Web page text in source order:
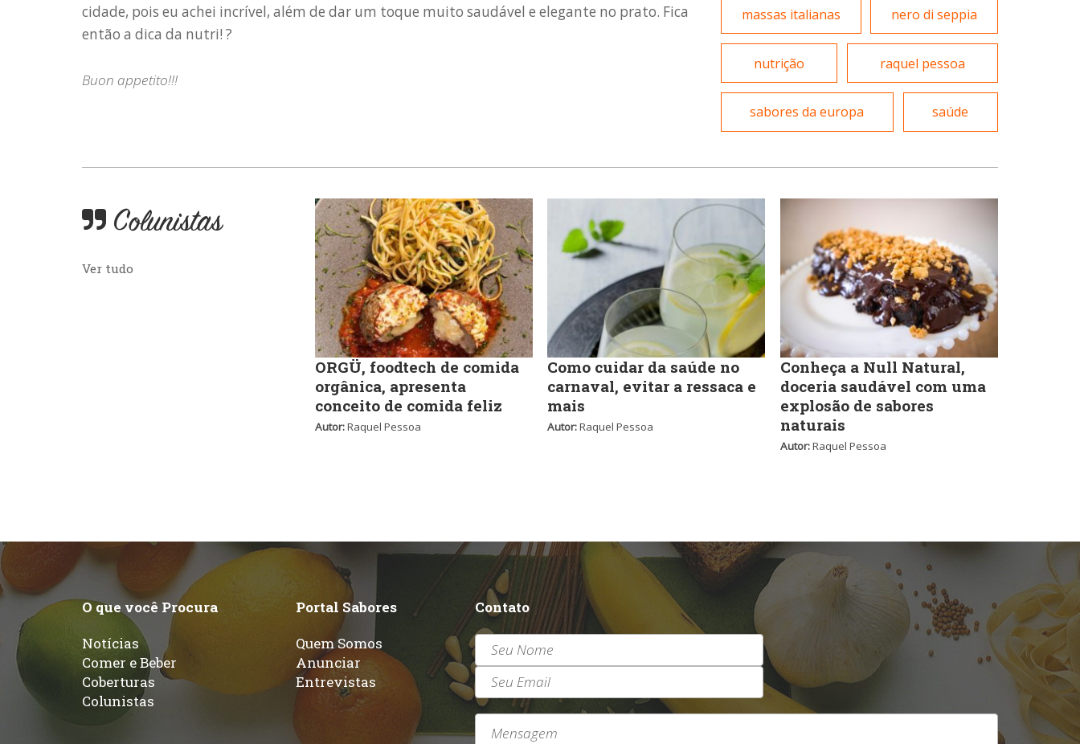
cidade, pois eu achei incrível, além de dar um toque muito saudável e elegante no prato. Fica
então a dica da nutri! ?
Buon appetito!!!
Padarias e Confeitarias
Peixes e Frutos do Mar
Pizzarias
Portuguesa
Self-service
Pizzarias
Portuguesa
Sobremesas e sorvetes
Variados
massas italianas nero di seppia
nutrição raquel pessoa
sabores da europa saúde
Colunistas
Ver tudo
ORGÜ, foodtech de comida
orgânica, apresenta
conceito de comida feliz
Autor:Raquel Pessoa
Como cuidar da saúde no
carnaval, evitar a ressaca e
mais
Autor:Raquel Pessoa
Conheça a Null Natural,
doceria saudável com uma
explosão de sabores
naturais
Autor:Raquel Pessoa
O que você Procura
Notícias
Comer e Beber
Coberturas
Colunistas
Portal Sabores
Quem Somos
Anunciar
Entrevistas
Contato